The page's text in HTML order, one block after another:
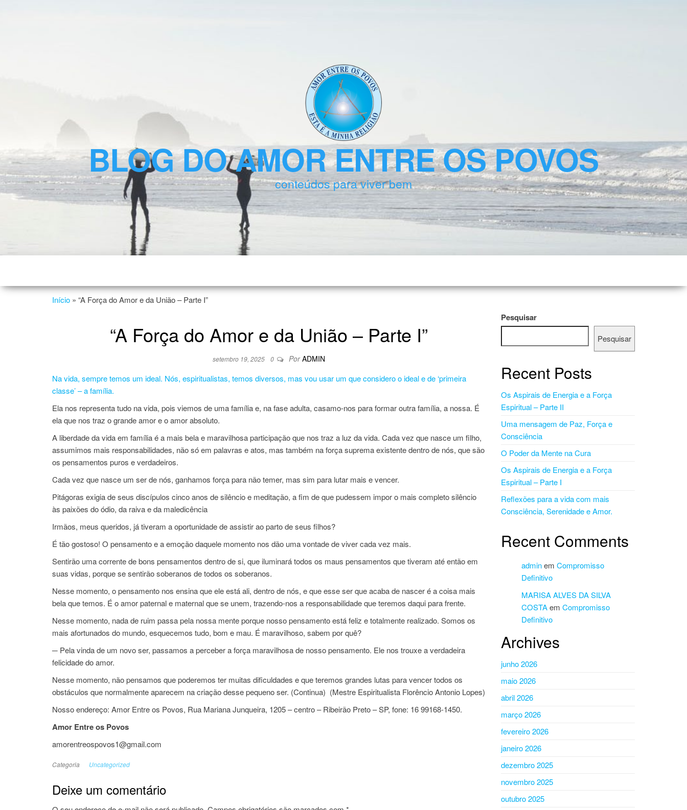
BLOG DO AMOR ENTRE OS POVOS
conteúdos para viver bem
Início » “A Força do Amor e da União – Parte I”
“A Força do Amor e da União – Parte I”
setembro 19, 2025 0 Por ADMIN
Na vida, sempre temos um ideal. Nós, espiritualistas, temos diversos, mas vou usar um que considero o ideal e de ‘primeira
classe’ – a família.
Ela nos representa tudo na vida, pois viemos de uma família e, na fase adulta, casamo-nos para formar outra família, a nossa. É
ela que nos traz o grande amor e o amor absoluto.
A liberdade da vida em família é a mais bela e maravilhosa participação que nos traz a luz da vida. Cada vez que nasce um filho,
assumimos mais responsabilidades, não só em palavras e atos, mas também na força suprema existente dentro de nós, que são
os pensamentos puros e verdadeiros.
Cada vez que nasce um ser de nós, ganhamos força para não temer, mas sim para lutar mais e vencer.
Pitágoras exigia de seus discípulos cinco anos de silêncio e meditação, a fim de que pudessem impor o mais completo silêncio
às paixões do ódio, da raiva e da maledicência
Irmãos, meus queridos, já tiveram a oportunidade de assistir ao parto de seus filhos?
É tão gostoso! O pensamento e a emoção daquele momento nos dão uma vontade de viver cada vez mais.
Sentirão uma corrente de bons pensamentos dentro de si, que iluminará todos os maus pensamentos que tiveram até então em
suas vidas, porque se sentirão soberanos de todos os soberanos.
Nesse momento, o pensamento nos ensina que ele está ali, dentro de nós, e que esse ser que acaba de nascer é a coisa mais
bela que temos. É o amor paternal e maternal que se unem, trazendo-nos a responsabilidade que teremos daqui para frente.
Nesse momento, nada de ruim passa pela nossa mente porque nosso pensamento está feliz e totalmente realizado. Somos os
mais afortunados do mundo, esquecemos tudo, bom e mau. É maravilhoso, sabem por quê?
─ Pela vinda de um novo ser, passamos a perceber a força maravilhosa de nosso pensamento. Ele nos trouxe a verdadeira
felicidade do amor.
Nesse momento, não pensamos que poderemos ter muitas dificuldades e que teremos grandes lutas para vencer todos os
obstáculos que normalmente aparecem na criação desse pequeno ser. (Continua) (Mestre Espiritualista Florêncio Antonio Lopes)
Nosso endereço: Amor Entre os Povos, Rua Mariana Junqueira, 1205 – centro – Ribeirão Preto – SP, fone: 16 99168-1450.
Amor Entre os Povos
amorentreospovos1@gmail.com
Categoria Uncategorized
Deixe um comentário
Pesquisar
Pesquisar
Recent Posts
Os Aspirais de Energia e a Força
Espiritual – Parte II
Uma mensagem de Paz, Força e
Consciência
O Poder da Mente na Cura
Os Aspirais de Energia e a Força
Espiritual – Parte I
Reflexões para a vida com mais
Consciência, Serenidade e Amor.
Recent Comments
adminem Compromisso
Definitivo
MARISA ALVES DA SILVA
COSTAem Compromisso
Definitivo
Archives
junho 2026
maio 2026
abril 2026
março 2026
fevereiro 2026
janeiro 2026
dezembro 2025
novembro 2025
outubro 2025